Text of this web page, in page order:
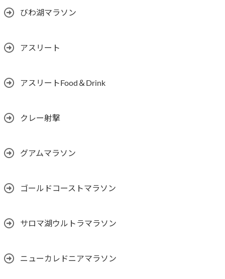
びわ湖マラソン
アスリート
アスリートFood＆Drink
クレー射撃
グアムマラソン
ゴールドコーストマラソン
サロマ湖ウルトラマラソン
ニューカレドニアマラソン